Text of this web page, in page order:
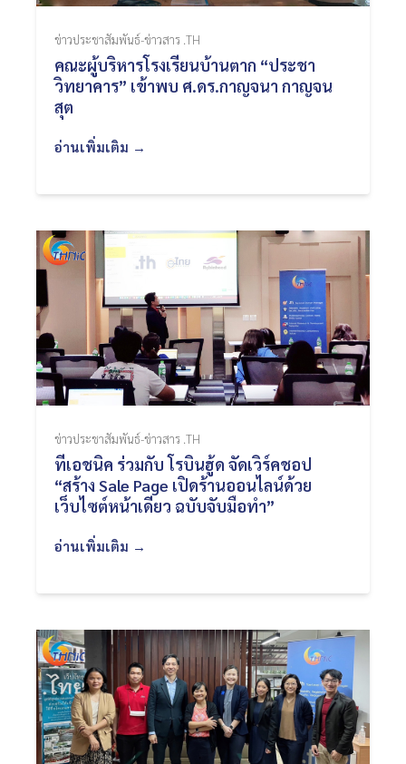
ข่าวประชาสัมพันธ์-ข่าวสาร .TH
คณะผู้บริหารโรงเรียนบ้านตาก “ประชา
วิทยาคาร” เข้าพบ ศ.ดร.กาญจนา กาญจน
สุต
อ่านเพิ่มเติม →
ข่าวประชาสัมพันธ์-ข่าวสาร .TH
ทีเอชนิค ร่วมกับ โรบินฮู้ด จัดเวิร์คชอป
“สร้าง Sale Page เปิดร้านออนไลน์ด้วย
เว็บไซต์หน้าเดียว ฉบับจับมือทำ”
อ่านเพิ่มเติม →